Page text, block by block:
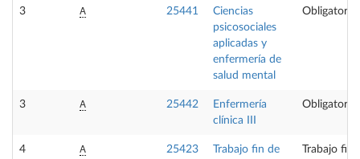
3 A 25441
Ciencias
psicosociales
aplicadas y
enfermería de
salud mental
Obligatoria
3 A 25442
Enfermería
clínica III
Obligatoria
4 A 25423
Trabajo fin de
Trabajo fin